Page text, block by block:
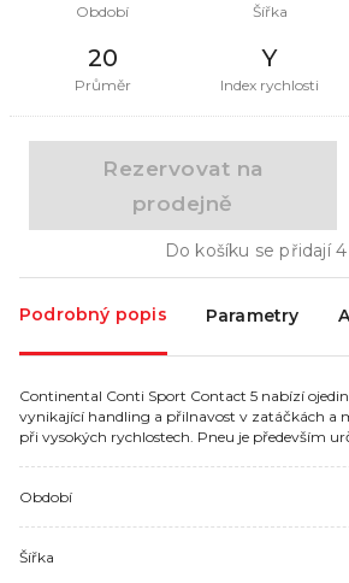
Období Šířka
20
Průměr
Y
Index rychlosti
Rezervovat na
prodejně
Do košíku se přidají4
Podrobný popis Parametry
Continental Conti Sport Contact 5 nabízí
vynikající handling a přilnavost v zatáčkách a
při vysokých rychlostech. Pneu je především
Období
Šířka